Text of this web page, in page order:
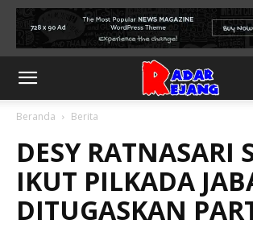
Beranda Berita
DESY RATNASARI
IKUT PILKADA
DITUGASKAN